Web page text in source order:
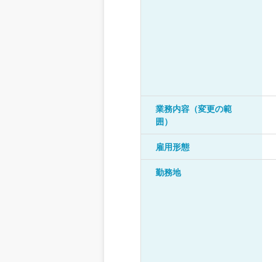
業務内容（変更の範
囲）
雇用形態
勤務地